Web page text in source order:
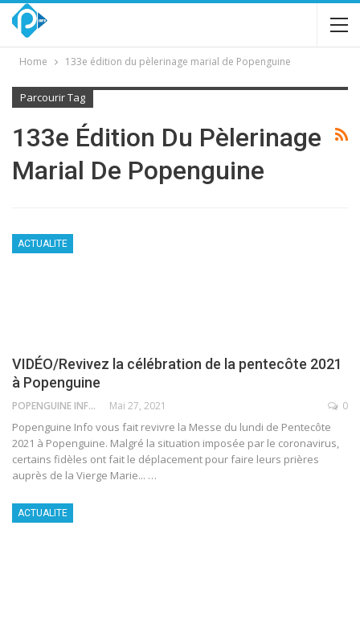
Home 133e édition du pèlerinage marial de Popenguine
Parcourir Tag
133e Édition Du Pèlerinage
Marial De Popenguine
ACTUALITE
VIDÉO/Revivez la célébration de la pentecôte 2021
à Popenguine
POPENGUINE INFO Mai 27, 2021 0
Popenguine Info vous fait revivre la Messe du lundi de Pentecôte
2021 à Popenguine. Malgré la situation imposée par le coronavirus,
certains fidèles ont fait le déplacement pour faire leurs prières
auprès de la Vierge Marie... …
ACTUALITE